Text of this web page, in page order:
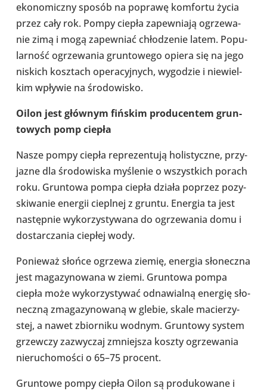
eko­no­miczny sposób na poprawę kom­fortu życia
przez cały rok. Pompy ciepła zapew­niają ogrze­wa­
nie zimą i mogą zapew­niać chło­dze­nie latem. Popu­
lar­ność ogrze­wa­nia grun­to­wego opiera się na jego
niskich kosz­tach ope­ra­cyj­nych, wygo­dzie i nie­wiel­
kim wpływie na śro­do­wi­sko.
Oilon jest głównym fińskim pro­du­cen­tem grun­
to­wych pomp ciepła
Nasze pompy ciepła repre­zen­tują holi­styczne, przy­
ja­zne dla śro­do­wi­ska myśle­nie o wszyst­kich porach
roku. Grun­towa pompa ciepła działa poprzez pozy­
ski­wa­nie energii ciepl­nej z gruntu. Energia ta jest
następ­nie wyko­rzy­sty­wana do ogrze­wa­nia domu i
dostar­cza­nia ciepłej wody.
Ponie­waż słońce ogrzewa ziemię, energia sło­neczna
jest maga­zy­no­wana w ziemi. Grun­towa pompa
ciepła może wyko­rzy­sty­wać odna­wialną energię sło­
neczną zma­ga­zy­no­waną w glebie, skale macie­rzy­
stej, a nawet zbior­niku wodnym. Grun­towy system
grzew­czy zazwy­czaj zmniej­sza koszty ogrze­wa­nia
nie­ru­cho­mo­ści o 65–75 procent.
Grun­towe pompy ciepła Oilon są pro­du­ko­wane i